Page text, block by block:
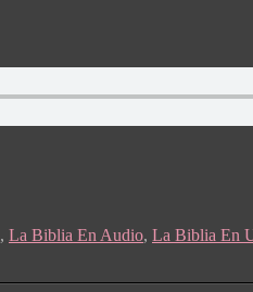
, La Biblia En Audio, La Biblia En